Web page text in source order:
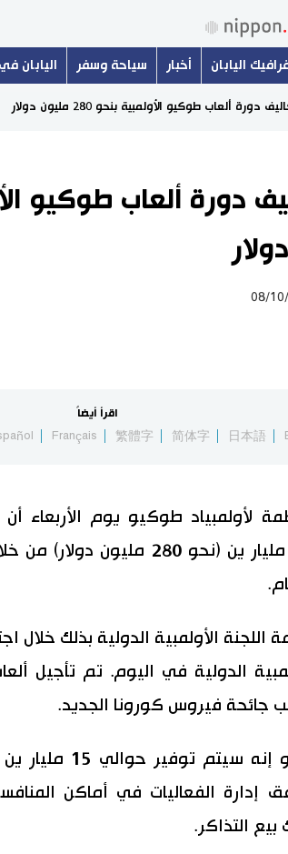
اليابان أخبار سياحة وسفر اليابان
دورة ألعاب طوكيو الأولمبية بنحو 280 مليون دولار
دورة ألعاب طوكيو
08/
اقرأ أيضاً
日本語
简体字
繁體字
Français
لأولمبياد طوكيو يوم الأربعاء أن
ستنخفض بنحو 30 مليار ين (نحو
اللجنة الأولمبية الدولية بذلك خلال
الدولية في اليوم. تم تأجيل
وقالت لجنة طوكيو
إدارة الفعاليات في أماكن
التذاكر.